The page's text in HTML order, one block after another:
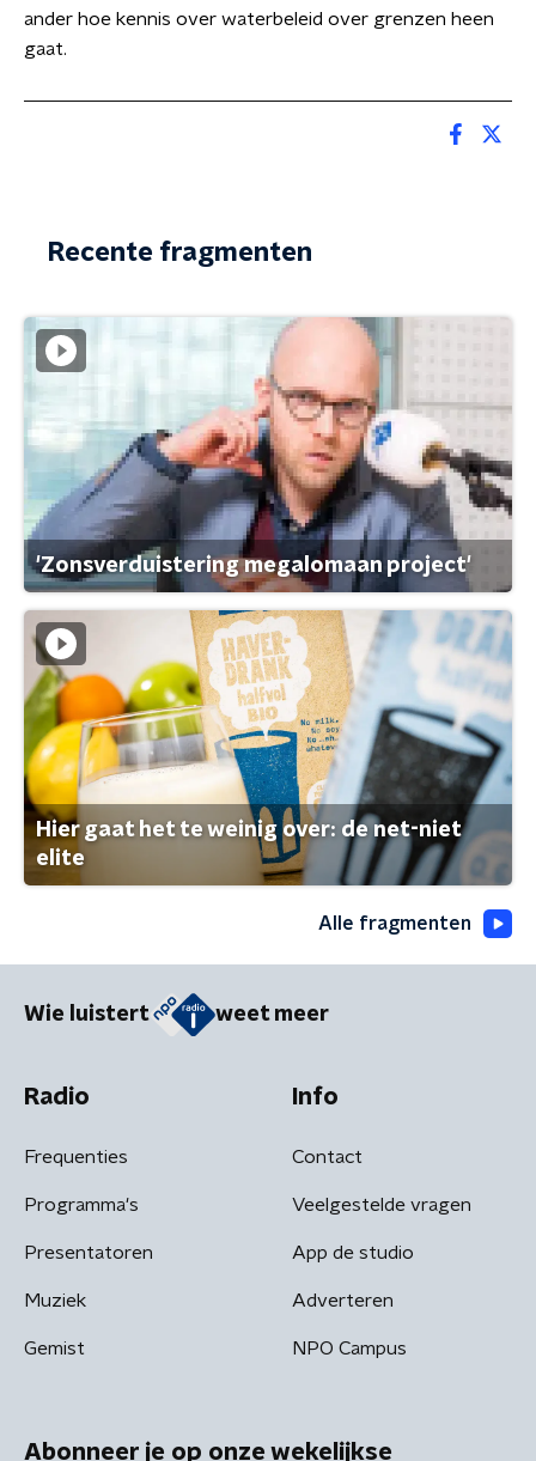
ander hoe kennis over waterbeleid over grenzen heen
gaat.
Recente fragmenten
'Zonsverduistering megalomaan project'
Hier gaat het te weinig over: de net-niet
elite
Alle fragmenten
Wie luistert weet meer
Radio
Frequenties
Programma's
Presentatoren
Muziek
Gemist
Info
Contact
Veelgestelde vragen
App de studio
Adverteren
NPO Campus
Abonneer je op onze wekelijkse